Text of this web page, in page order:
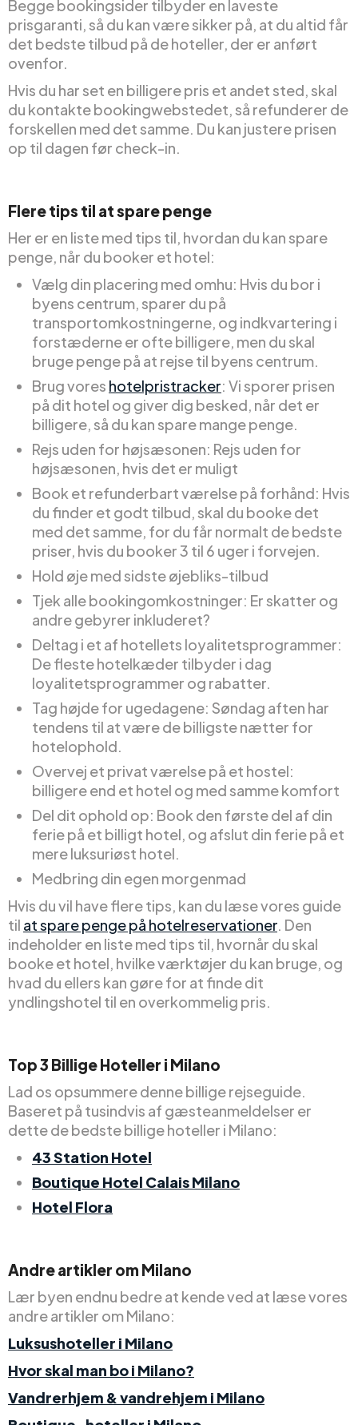
Begge bookingsider tilbyder en laveste
prisgaranti, så du kan være sikker på, at du altid får
det bedste tilbud på de hoteller, der er anført
ovenfor.
Hvis du har set en billigere pris et andet sted, skal
du kontakte bookingwebstedet, så refunderer de
forskellen med det samme. Du kan justere prisen
op til dagen før check-in.
Flere tips til at spare penge
Her er en liste med tips til, hvordan du kan spare
penge, når du booker et hotel:
Vælg din placering med omhu: Hvis du bor i
byens centrum, sparer du på
transportomkostningerne, og indkvartering i
forstæderne er ofte billigere, men du skal
bruge penge på at rejse til byens centrum.
Brug vores hotelpristracker: Vi sporer prisen
på dit hotel og giver dig besked, når det er
billigere, så du kan spare mange penge.
Rejs uden for højsæsonen: Rejs uden for
højsæsonen, hvis det er muligt
Book et refunderbart værelse på forhånd: Hvis
du finder et godt tilbud, skal du booke det
med det samme, for du får normalt de bedste
priser, hvis du booker 3 til 6 uger i forvejen.
Hold øje med sidste øjebliks-tilbud
Tjek alle bookingomkostninger: Er skatter og
andre gebyrer inkluderet?
Deltag i et af hotellets loyalitetsprogrammer:
De fleste hotelkæder tilbyder i dag
loyalitetsprogrammer og rabatter.
Tag højde for ugedagene: Søndag aften har
tendens til at være de billigste nætter for
hotelophold.
Overvej et privat værelse på et hostel:
billigere end et hotel og med samme komfort
Del dit ophold op: Book den første del af din
ferie på et billigt hotel, og afslut din ferie på et
mere luksuriøst hotel.
Medbring din egen morgenmad
Hvis du vil have flere tips, kan du læse vores guide
til at spare penge på hotelreservationer. Den
indeholder en liste med tips til, hvornår du skal
booke et hotel, hvilke værktøjer du kan bruge, og
hvad du ellers kan gøre for at finde dit
yndlingshotel til en overkommelig pris.
Top3 BilligeHoteller i Milano
Lad os opsummere denne billige rejseguide.
Baseret på tusindvis af gæsteanmeldelser er
dette de bedste billige hoteller i Milano:
43 Station Hotel
Boutique Hotel Calais Milano
Hotel Flora
Andre artikler om Milano
Lær byen endnu bedre at kende ved at læse vores
andre artikler om Milano:
Luksushoteller i Milano
Hvor skal man bo i Milano?
Vandrerhjem & vandrehjem i Milano